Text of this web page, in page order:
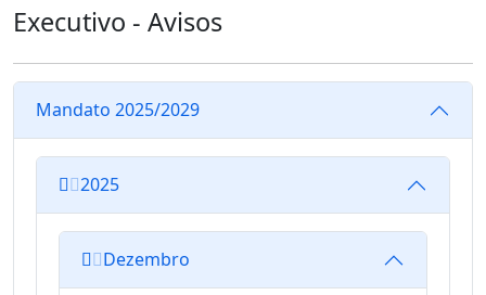
Executivo - Avisos
Mandato 2025/2029
2025
Dezembro